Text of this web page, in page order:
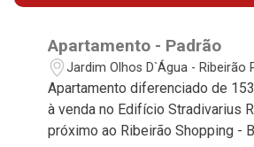
Apartamento - Padrão
Jardim Olhos D`Água - Ribeirão
Apartamento diferenciado de
à venda no Edifício Stradivarius
próximo ao Ribeirão Shopping -